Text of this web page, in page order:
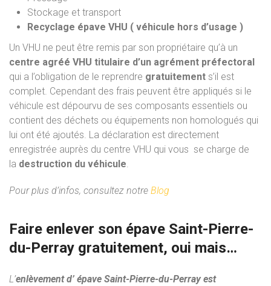
Stockage et transport
Recyclage épave VHU ( véhicule hors d’usage )
Un VHU ne peut être remis par son propriétaire qu’à un
centre agréé VHU titulaire d’un agrément préfectoral
qui a l’obligation de le reprendre gratuitement s’il est
complet. Cependant des frais peuvent être appliqués si le
véhicule est dépourvu de ses composants essentiels ou
contient des déchets ou équipements non homologués qui
lui ont été ajoutés. La déclaration est directement
enregistrée auprès du centre VHU qui vous se charge de
la destruction du véhicule.
Pour plus d’infos, consultez notre Blog
Faire enlever son épave Saint-Pierre-
du-Perray gratuitement, oui mais…
L’enlèvement d’ épave Saint-Pierre-du-Perray est